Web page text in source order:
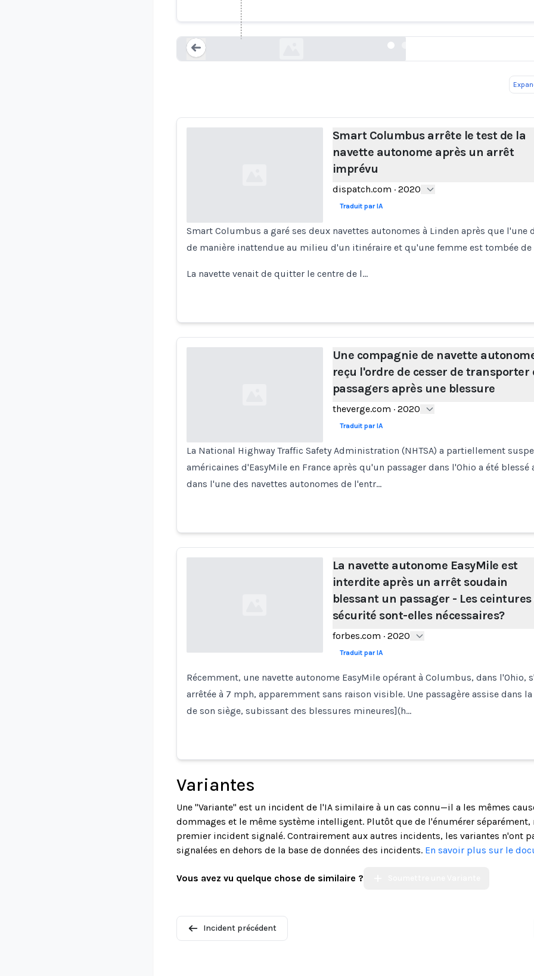
Loading...
Smart Columbus arrête le test de la
navette autonome après un arrêt
imprévu
dispatch.com · 2020
Traduit par IA
Smart Columbus a garé ses deux navettes autonomes à Linden après que l'une
de manière inattendue au milieu d'un itinéraire et qu'une femme est tombée de
La navette venait de quitter le centre de l…
Une compagnie de navette
reçu l'ordre de cesser de transporter
passagers après une blessure
theverge.com · 2020
Traduit par IA
La National Highway Traffic Safety Administration (NHTSA) a partiellement
américaines d'EasyMile en France après qu'un passager dans l'Ohio a été
dans l'une des navettes autonomes de l'entr…
La navette autonome EasyMile est
interdite après un arrêt soudain
blessant un passager - Les ceintures
sécurité sont-elles nécessaires?
forbes.com · 2020
Traduit par IA
Récemment, une navette autonome EasyMile opérant à Columbus, dans l'Ohio,
arrêtée à 7 mph, apparemment sans raison visible. Une passagère assise dans
de son siège, subissant des blessures mineures](h…
Variantes
Une "Variante" est un incident de l'IA similaire à un cas connu—il a les mêmes
dommages et le même système intelligent. Plutôt que de l'énumérer
premier incident signalé. Contrairement aux autres incidents, les variantes n'ont
signalées en dehors de la base de données des incidents. En savoir plus sur le
Vous avez vu quelque chose de similaire ?
Incident précédent